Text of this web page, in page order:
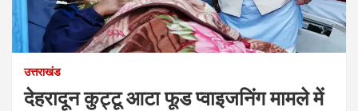
उत्तराखंड
देहरादून कुट्टू आटा फूड प्वाइजनिंग मामले में